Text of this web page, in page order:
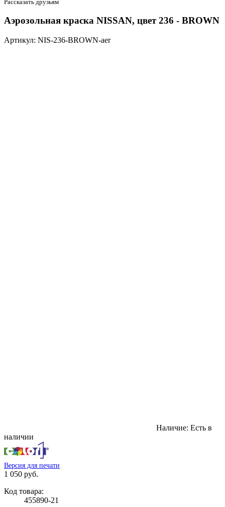
Рассказать друзьям
Аэрозольная краска NISSAN, цвет 236 - BROWN
Артикул: NIS-236-BROWN-aer
Наличие: Есть в
наличии
Версия для печати
1 050 руб.
Код товара:
455890-21